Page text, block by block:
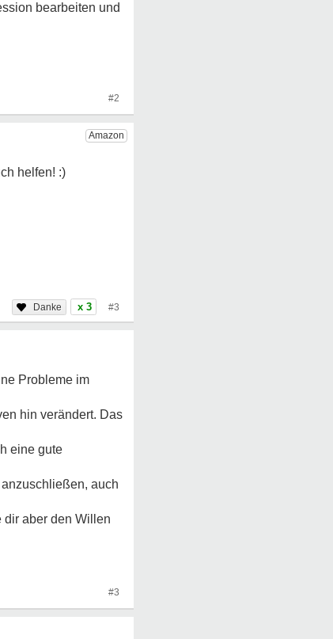
bearbeiten und
#2
x 3 #3
Probleme im
hin verändert. Das
eine gute
auch
dir aber den Willen
#3